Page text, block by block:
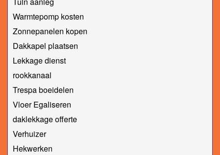
Warmtepomp kosten
Zonnepanelen kopen
Dakkapel plaatsen
Lekkage dienst
rookkanaal
Trespa boeidelen
Vloer Egaliseren
daklekkage offerte
Verhuizer
Hekwerken